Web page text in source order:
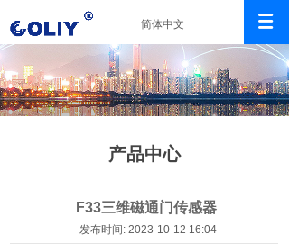
简体中文
产品中心
F33三维磁通门传感器
发布时间: 2023-10-12 16:04